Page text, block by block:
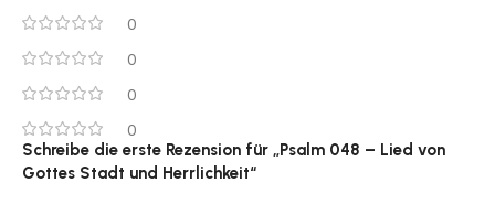
0
0
0
0
Schreibe die erste Rezension für „Psalm 048 – Lied von
Gottes Stadt und Herrlichkeit“